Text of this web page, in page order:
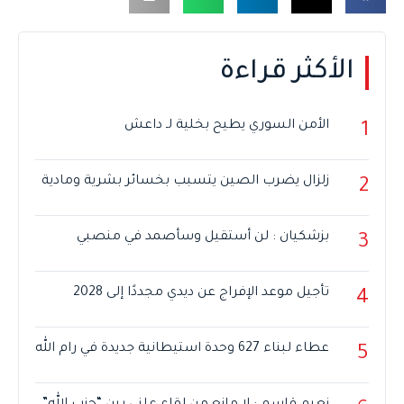
الأكثر قراءة
1 الأمن السوري يطيح بخلية لـ داعش
2 زلزال يضرب الصين يتسبب بخسائر بشرية ومادية
3 بزشكيان : لن أستقيل وسأصمد في منصبي
4 تأجيل موعد الإفراج عن ديدي مجددًا إلى 2028
5 عطاء لبناء 627 وحدة استيطانية جديدة في رام الله